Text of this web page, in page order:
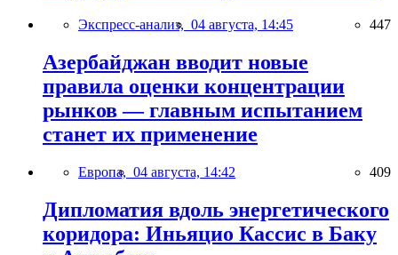
Экспресс-анализ, 04 августа, 14:45 447
Азербайджан вводит новые
правила оценки концентрации
рынков — главным испытанием
станет их применение
Европа, 04 августа, 14:42 409
Дипломатия вдоль энергетического
коридора: Иньяцио Кассис в Баку